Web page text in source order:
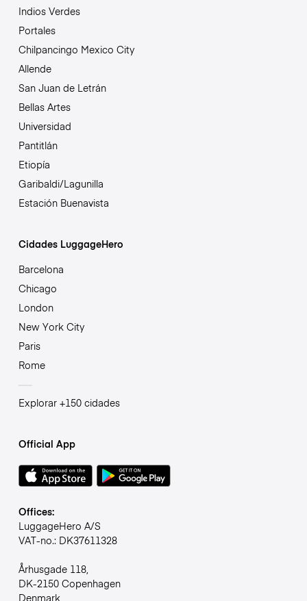
Indios Verdes
Portales
Chilpancingo Mexico City
Allende
San Juan de Letrán
Bellas Artes
Universidad
Pantitlán
Etiopía
Garibaldi/Lagunilla
Estación Buenavista
Cidades LuggageHero
Barcelona
Chicago
London
New York City
Paris
Rome
Explorar +150 cidades
Official App
Offices:
LuggageHero A/S
VAT-no.: DK37611328
Århusgade 118,
DK-2150 Copenhagen
Denmark